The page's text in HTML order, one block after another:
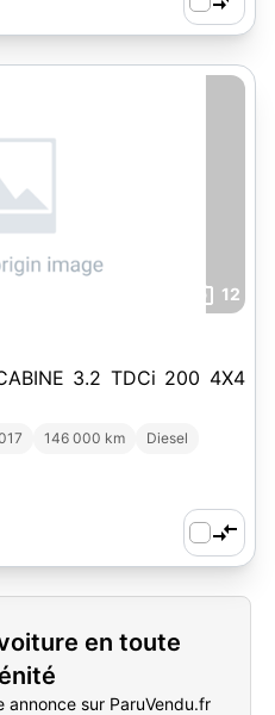
12
3.2 TDCi 200 4X4
146 000 km
Diesel
en toute
sur ParuVendu.fr